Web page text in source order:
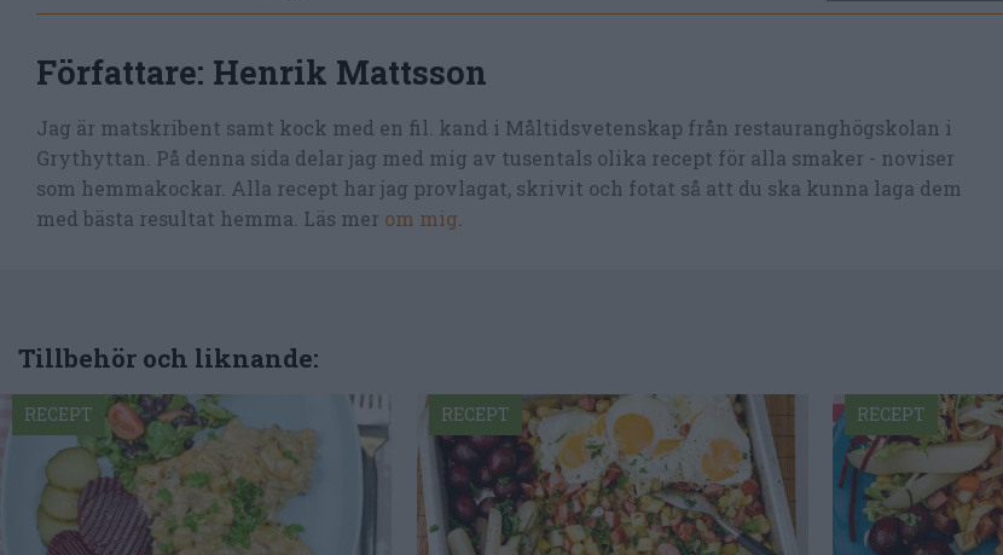
Författare: Henrik Mattsson
Jag är matskribent samt kock med en fil. kand i Måltidsvetenskap från restauranghögskolan i
Grythyttan. På denna sida delar jag med mig av tusentals olika recept för alla smaker - noviser
som hemmakockar. Alla recept har jag provlagat, skrivit och fotat så att du ska kunna laga dem
med bästa resultat hemma. Läs mer om mig
Tillbehör och liknande:
RECEPT RECEPT RECEPT